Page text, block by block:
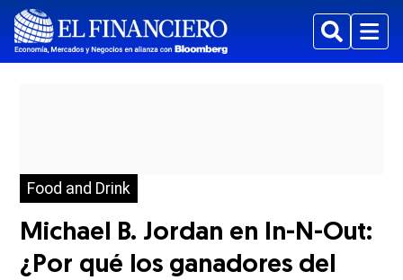
BuscarMenu
Food and Drink
Michael B. Jordan en In-N-Out:
¿Por qué los ganadores del